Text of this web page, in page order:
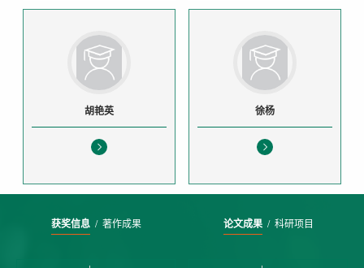
胡艳英 徐杨
获奖信息/ 著作成果 论文成果/ 科研项目